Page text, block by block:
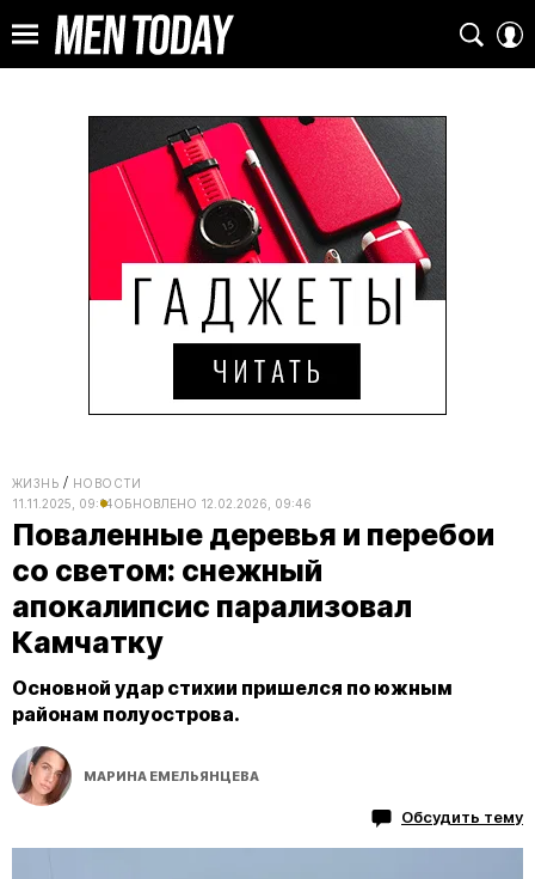
ЖИЗНЬ
НОВОСТИ
11.11.2025, 09:14ОБНОВЛЕНО 12.02.2026, 09:46
Поваленные деревья и перебои
со светом: снежный
апокалипсис парализовал
Камчатку
Основной удар стихии пришелся по южным
районам полуострова.
МАРИНА ЕМЕЛЬЯНЦЕВА
Обсудить тему